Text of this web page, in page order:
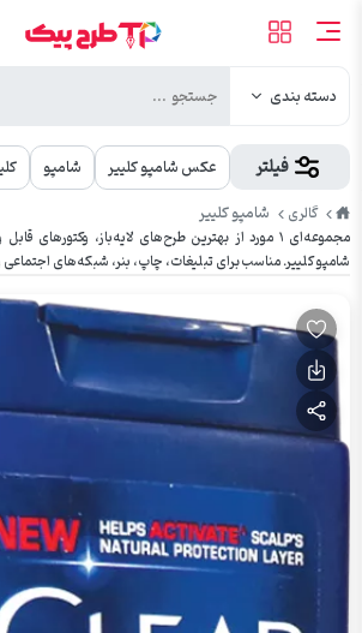
دسته بندی
فیلتر عکس شامپو کلییر شامپو
طرح
پیک
گالری شامپو کلییر
مجموعه‌ای ۱ مورد از بهترین طرح‌های لایه‌باز،
شامپو کلییر. مناسب برای تبلیغات، چاپ، بنر، شبکه‌های